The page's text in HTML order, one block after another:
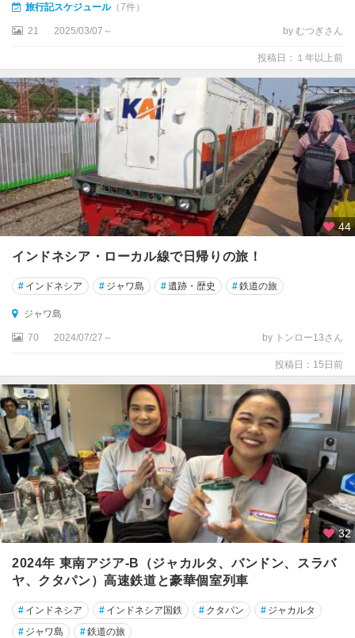
旅行記スケジュール（7件）
21 2025/03/07～ by むつぎさん
投稿日：１年以上前
44
インドネシア・ローカル線で日帰りの旅！
# インドネシア # ジャワ島 #遺跡・歴史 #鉄道の旅
ジャワ島
70 2024/07/27～ by トンロー13さん
投稿日：15日前
32
2024年 東南アジア-B（ジャカルタ、バンドン、スラバ
ヤ、クタパン）高速鉄道と豪華個室列車
# インドネシア # インドネシア国鉄 # クタパン # ジャカルタ
# ジャワ島 #鉄道の旅